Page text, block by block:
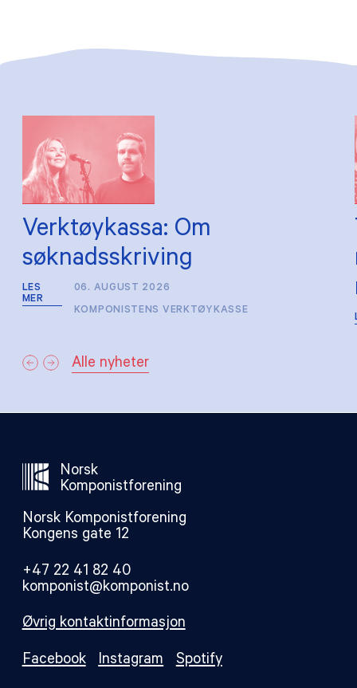
Verktøykassa: Om
søknadsskriving
LES
MER
06. AUGUST 2026
KOMPONISTENS VERKTØYKASSE
Alle nyheter
Norsk
Komponistforening
Norsk Komponistforening
Kongens gate 12
+47 22 41 82 40
komponist@komponist.no
Øvrig kontaktinformasjon
Facebook Instagram Spotify